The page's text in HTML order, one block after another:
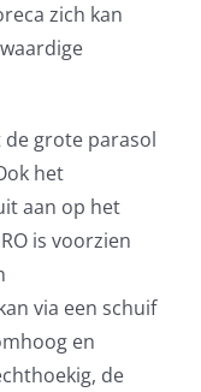
zich kan
grote parasol
het
aan op het
is voorzien
via een schuif
en
de